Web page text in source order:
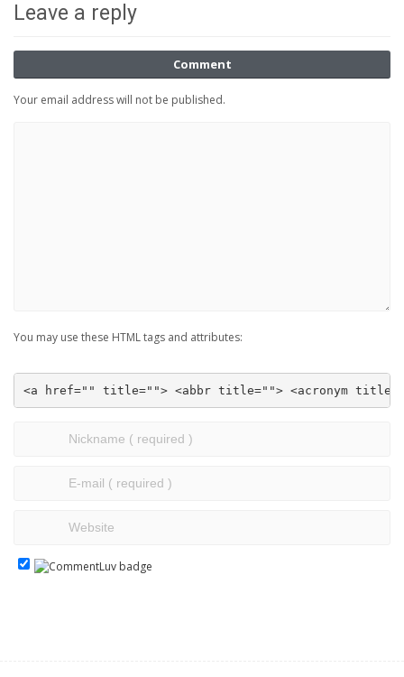
Leave a reply
Comment
Your email address will not be published.
You may use these HTML tags and attributes:
<a href="" title=""> <abbr title=""> <acronym